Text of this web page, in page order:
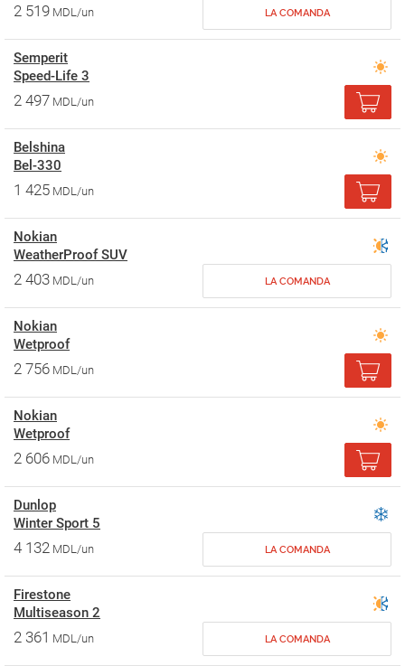
2 519 MDL/un LA COMANDA
Semperit
Speed-Life 3
2 497 MDL/un
Belshina
Bel-330
1 425 MDL/un
Nokian
WeatherProof SUV
2 403 MDL/un LA COMANDA
Nokian
Wetproof
2 756 MDL/un
Nokian
Wetproof
2 606 MDL/un
Dunlop
Winter Sport 5
4 132 MDL/un LA COMANDA
Firestone
Multiseason 2
2 361 MDL/un LA COMANDA